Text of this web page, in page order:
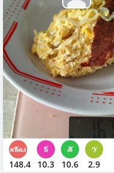
148.4 10.3 10.6 2.9